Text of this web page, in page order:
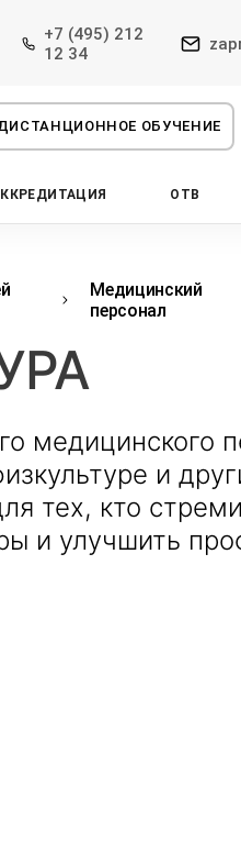
+7 (495) 212
12 34
ОБУЧЕНИЕ
ОТВ
Медицинский
персонал
медицинского
и
тех, кто
и улучшить